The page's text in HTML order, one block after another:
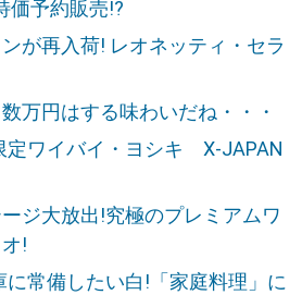
価予約販売!?
が再入荷! レオネッティ・セラ
万円はする味わいだね・・・
定ワイバイ・ヨシキ X-JAPAN
ジ大放出!究極のプレミアムワ
!
常備したい白!「家庭料理」に